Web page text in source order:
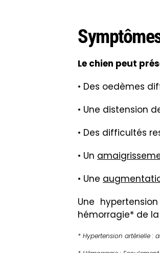
Le chien peut
• Des oedèmes
• Une distension
• Des difficultés
• Un
• Une
Une
hémorragie* de la
* Hypertension artérielle :